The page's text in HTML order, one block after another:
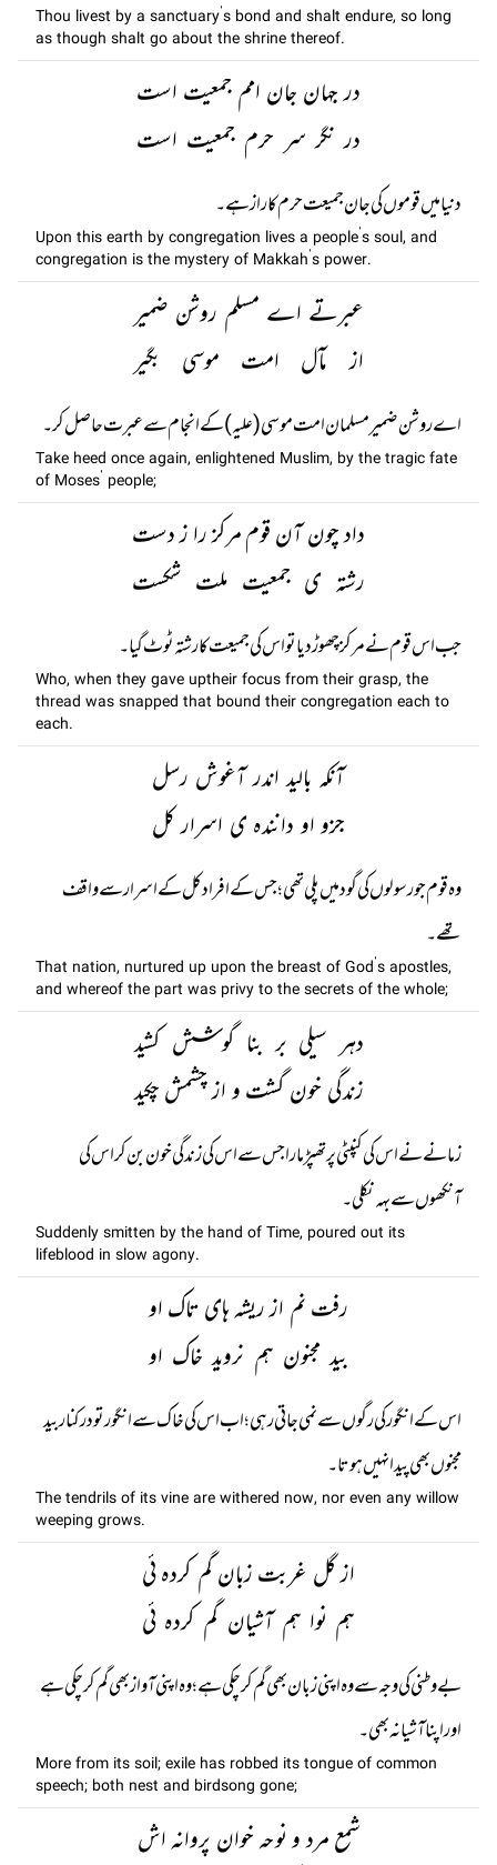
Thou livest by a sanctuary’s bond and shalt endure, so long
as though shalt go about the shrine thereof.
در جہان جان امم جمعیت است
در نگر سر حرم جمعیت است
دنیا میں قوموں کی جان جمیعت حرم کا راز ہے۔
Upon this earth by congregation lives a people’s soul, and
congregation is the mystery of Makkah’s power.
عبرتے اے مسلم روشن ضمیر
از مآل امت موسی بگیر
اے روشن ضمیر مسلمان امت موسی (علیہ) کے انجام سے عبرت حاصل کر۔
Take heed once again, enlightened Muslim, by the tragic fate
of Moses’ people;
داد چون آن قوم مرکز را ز دست
رشتہ ی جمعیت ملت شکست
جب اس قوم نے مرکز چھوڑ دیا تو اس کی جمیعت کا رشتہ ٹوٹ گیا۔
Who, when they gave uptheir focus from their grasp, the
thread was snapped that bound their congregation each to
each.
آنکہ بالید اندر آغوش رسل
جزو او دانندہ ی اسرار کل
وہ قوم جو رسولوں کی گود میں پلی تھی؛ جس کے افراد کل کے اسرار سے واقف
تھے۔
That nation, nurtured up upon the breast of God’s apostles,
and whereof the part was privy to the secrets of the whole;
دہر سیلی بر بنا گوشش کشید
زندگی خون گشت و از چشمش چکید
زمانے نے اس کی کنپٹی پر تھپڑ مارا جس سے اس کی زندگی خون بن کر اس کی
آنکھوں سے بہہ نکلی۔
Suddenly smitten by the hand of Time, poured out its
lifeblood in slow agony.
رفت نم از ریشہ ہای تاک او
بید مجنون ہم نروید خاک او
اس کے انگور کی رگوں سے نمی جاتی رہی؛ اب اس کی خاک سے انگور تو درکنار بید
مجنوں بھی پیدا نہیں ہوتا۔
The tendrils of its vine are withered now, nor even any willow
weeping grows.
از گل غربت زبان گم کردہ ئی
ہم نوا ہم آشیان گم کردہ ئی
بے وطنی کی وجہ سے وہ اپنی زبان بھی گم کر چکی ہے؛ وہ اپنی آواز بھی گم کر چکی ہے
اور اپنا آشیانہ بھی۔
More from its soil; exile has robbed its tongue of common
speech; both nest and birdsong gone;
شمع مرد و نوحہ خوان پروانہ اش